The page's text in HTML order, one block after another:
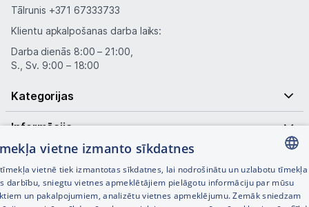
Informācija
Tālrunis +371 67333733
Klientu apkalpošanas darba laiks:
Darba dienās 8:00 – 21:00,
S., Sv. 9:00 – 18:00
Kategorijas
Informācija
Noderīgas saites
LATVIAN
RUSSIAN
vietne izmanto sīkdatnes
vietnē tiek izmantotas sīkdatnes, lai nodrošinātu un uzlabotu tīmekļa
darbību, sniegtu vietnes apmeklētājiem pielāgotu informāciju par mūsu
un pakalpojumiem, analizētu vietnes apmeklējumu. Zemāk sniedzam